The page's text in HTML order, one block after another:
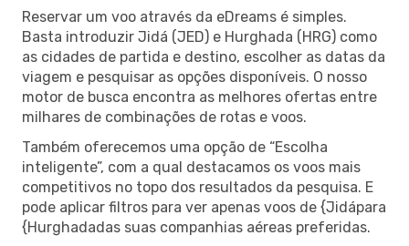
Reservar um voo através da eDreams é simples.
Basta introduzir Jidá (JED) e Hurghada (HRG) como
as cidades de partida e destino, escolher as datas da
viagem e pesquisar as opções disponíveis. O nosso
motor de busca encontra as melhores ofertas entre
milhares de combinações de rotas e voos.
Também oferecemos uma opção de “Escolha
inteligente”, com a qual destacamos os voos mais
competitivos no topo dos resultados da pesquisa. E
pode aplicar filtros para ver apenas voos de {Jidápara
{Hurghadadas suas companhias aéreas preferidas.